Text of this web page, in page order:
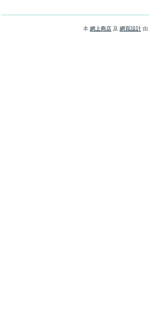
本 網上商店 及 網頁設計 由